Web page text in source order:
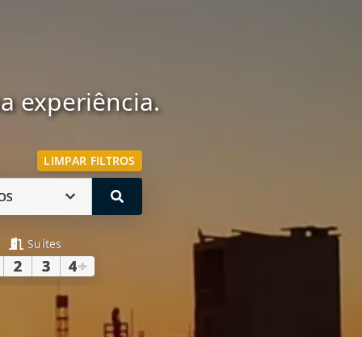
experiência.
LIMPAR FILTROS
Suítes
2 3 4+